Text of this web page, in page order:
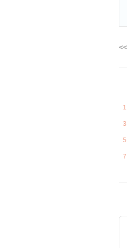
1
3
5
7